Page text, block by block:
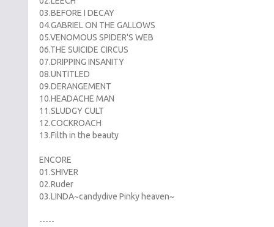
03.BEFORE I DECAY
04.GABRIEL ON THE GALLOWS
05.VENOMOUS SPIDER'S WEB
06.THE SUICIDE CIRCUS
07.DRIPPING INSANITY
08.UNTITLED
09.DERANGEMENT
10.HEADACHE MAN
11.SLUDGY CULT
12.COCKROACH
13.Filth in the beauty
ENCORE
01.SHIVER
02.Ruder
03.LINDA~candydive Pinky heaven~
-----